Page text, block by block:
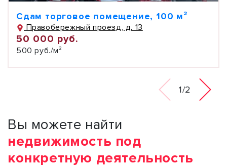
Сдам торговое помещение, 100 м²
Правобережный проезд, д. 13
50 000 руб.
500 руб./м²
1/2
Вы можете найти
недвижимость под
конкретную деятельность